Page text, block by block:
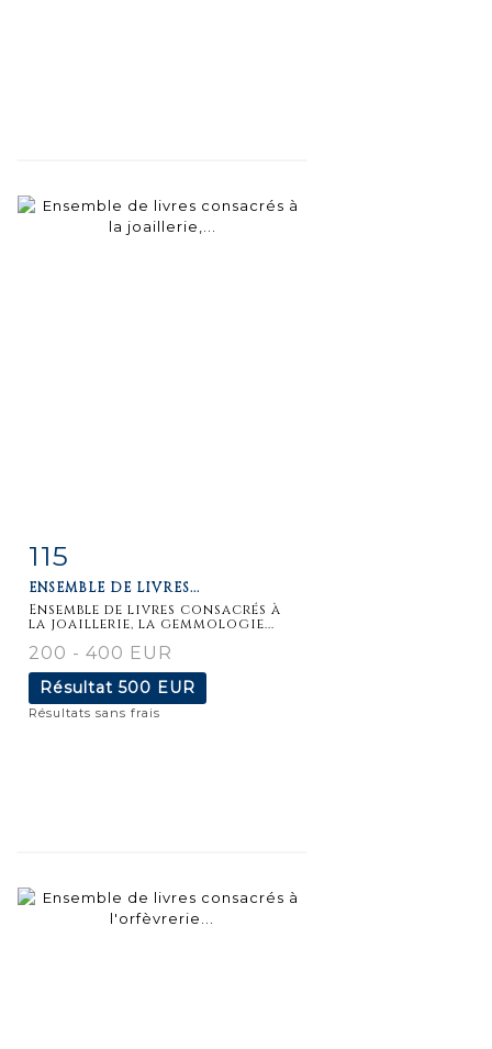
détaillée
115
ENSEMBLE DE LIVRES...
Ensemble de livres consacrés à
la joaillerie, la gemmologie...
200 - 400 EUR
Résultat 500 EUR
Résultats sans frais